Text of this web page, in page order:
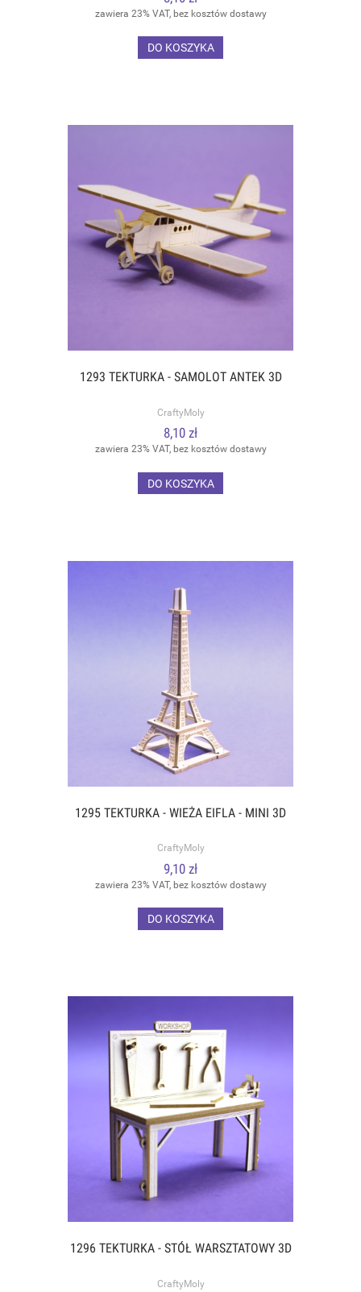
zawiera 23% VAT, bez kosztów dostawy
DO KOSZYKA
1293 TEKTURKA - SAMOLOT ANTEK 3D
CraftyMoly
8,10 zł
zawiera 23% VAT, bez kosztów dostawy
DO KOSZYKA
1295 TEKTURKA - WIEŻA EIFLA - MINI 3D
CraftyMoly
9,10 zł
zawiera 23% VAT, bez kosztów dostawy
DO KOSZYKA
1296 TEKTURKA - STÓŁ WARSZTATOWY 3D
CraftyMoly